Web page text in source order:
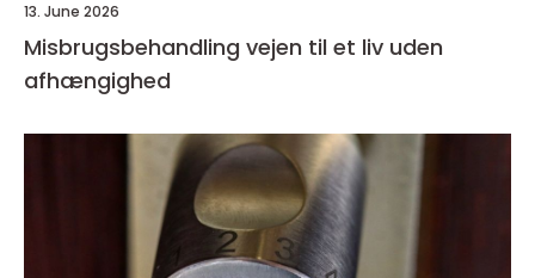
13. June 2026
Misbrugsbehandling vejen til et liv uden
afhængighed